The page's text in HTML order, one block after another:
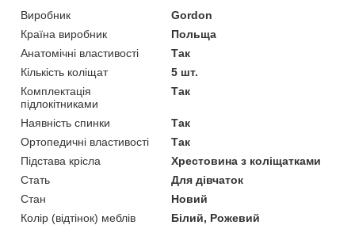
Виробник
Gordon
Країна виробник
Польща
Анатомічні властивості
Так
Кількість коліщат
5 шт.
Комплектація
підлокітниками
Так
Наявність спинки
Так
Ортопедичні властивості
Так
Підстава крісла
Хрестовина з коліщатками
Стать
Для дівчаток
Стан
Новий
Колір (відтінок) меблів
Білий, Рожевий